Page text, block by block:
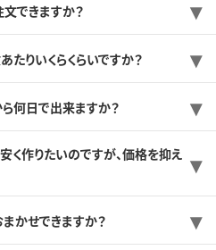
できますか？
りいくらくらいですか？
何日で出来ますか？
く作りたいのですが、価格を抑え
かせできますか？